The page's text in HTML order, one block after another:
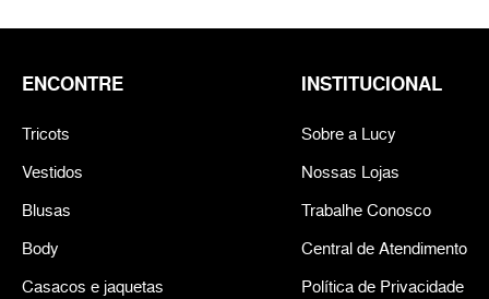
ENCONTRE
Tricots
Vestidos
Blusas
Body
Casacos e jaquetas
INSTITUCIONAL
Sobre a Lucy
Nossas Lojas
Trabalhe Conosco
Central de Atendimento
Política de Privacidade